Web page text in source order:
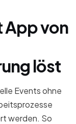
App von
löst
Events ohne
werden. So